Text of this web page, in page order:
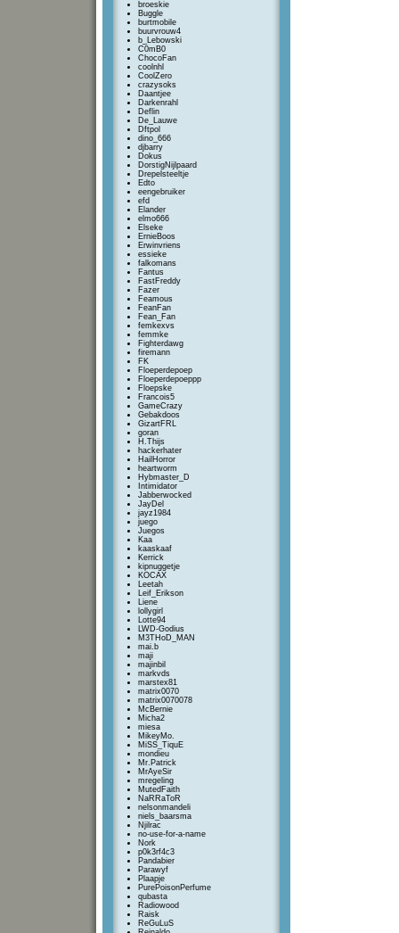
broeskie
Buggle
burtmobile
buurvrouw4
b_Lebowski
C0mB0
ChocoFan
coolnhl
CoolZero
crazysoks
Daantjee
Darkenrahl
Deflin
De_Lauwe
Dftpol
dino_666
djbarry
Dokus
DorstigNijlpaard
Drepelsteeltje
Edto
eengebruiker
efd
Elander
elmo666
Elseke
ErnieBoos
Erwinvriens
essieke
falkomans
Fantus
FastFreddy
Fazer
Feamous
FeanFan
Fean_Fan
femkexvs
femmke
Fighterdawg
firemann
FK
Floeperdepoep
Floeperdepoeppp
Floepske
Francois5
GameCrazy
Gebakdoos
GizartFRL
goran
H.Thijs
hackerhater
HailHorror
heartworm
Hybmaster_D
Intimidator
Jabberwocked
JayDel
jayz1984
juego
Juegos
Kaa
kaaskaaf
Kerrick
kipnuggetje
KOCAX
Leetah
Leif_Erikson
Liene
lollygirl
Lotte94
LWD-Godius
M3THoD_MAN
mai.b
maji
majinbil
markvds
marstex81
matrix0070
matrix0070078
McBernie
Micha2
miesa
MikeyMo.
MiSS_TiquE
mondieu
Mr.Patrick
MrAyeSir
mregeling
MutedFaith
NaRRaToR
nelsonmandeli
niels_baarsma
Njilrac
no-use-for-a-name
Nork
p0k3rf4c3
Pandabier
Parawyf
Plaapje
PurePoisonPerfume
qubasta
Radiowood
Raisk
ReGuLuS